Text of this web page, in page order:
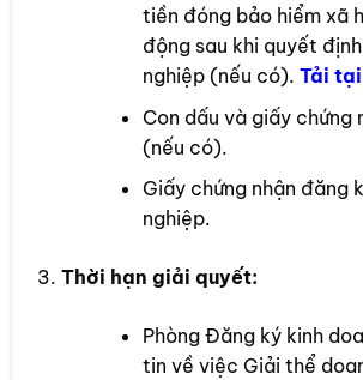
tiền đóng bảo hiểm xã
động sau khi quyết
nghiệp (nếu có).Tải
Con dấu và giấy chứng
(nếu có).
Giấy chứng nhận đăng
nghiệp.
Thời hạn giải quyết:
Phòng Đăng ký kinh
tin về việc Giải thể